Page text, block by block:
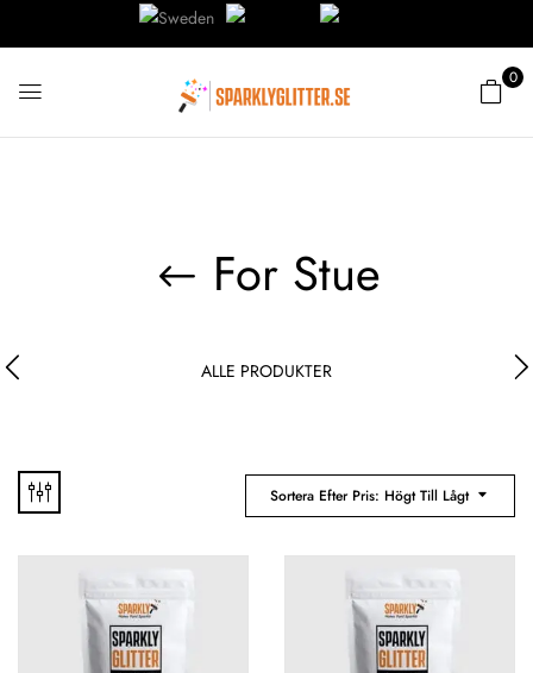
0
For Stue
ALLE PRODUKTER
Sortera Efter Pris: Högt Till Lågt